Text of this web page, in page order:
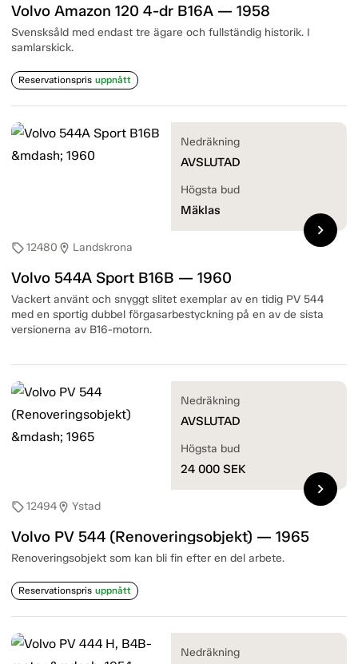
Volvo Amazon 120 4-dr B16A — 1958
Svensksåld med endast tre ägare och fullständig historik. I
samlarskick.
Reservationspris uppnått
sell12480 location_on Landskrona
Volvo 544A Sport B16B — 1960
Vackert använt och snyggt slitet exemplar av en tidig PV 544
med en sportig dubbel förgasarbestyckning på en av de sista
versionerna av B16-motorn.
Nedräkning
AVSLUTAD
Högsta bud
Mäklas
chevron_right
sell12494location_on Ystad
Volvo PV 544 (Renoveringsobjekt) — 1965
Renoveringsobjekt som kan bli fin efter en del arbete.
Reservationspris uppnått
Nedräkning
AVSLUTAD
Högsta bud
24 000 SEK
chevron_right
Nedräkning